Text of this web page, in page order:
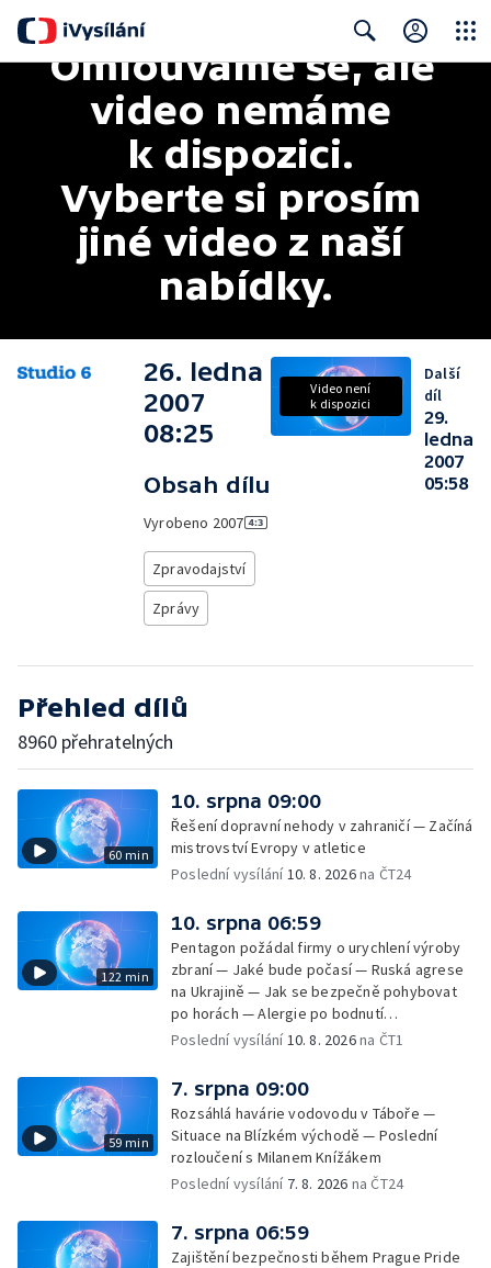
Search
Omlouváme se, ale
video nemáme
k dispozici.
Vyberte si prosím
jiné video z naší
nabídky.
26. ledna
2007
08:25
Obsah dílu
Vyrobeno 2007
Zpravodajství
Zprávy
Video není
k dispozici
Další
díl
29.
ledna
2007
05:58
Přehled dílů
8960 přehratelných
60 min
10. srpna 09:00
Řešení dopravní nehody v zahraničí — Začíná
mistrovství Evropy v atletice
Poslední vysílání10. 8. 2026na ČT24
122 min
10. srpna 06:59
Pentagon požádal firmy o urychlení výroby
zbraní — Jaké bude počasí — Ruská agrese
na Ukrajině — Jak se bezpečně pohybovat
po horách — Alergie po bodnutí
přemnoženými vosami — Čísla za
Nedostatek dárců krve v létě — Jací jsou
Češi plavci
Poslední vysílání10. 8. 2026na ČT1
59 min
7. srpna 09:00
Rozsáhlá havárie vodovodu v Táboře —
Situace na Blízkém východě — Poslední
rozloučení s Milanem Knížákem
Poslední vysílání 7. 8. 2026 na ČT24
7. srpna 06:59
Zajištění bezpečnosti během Prague Pride